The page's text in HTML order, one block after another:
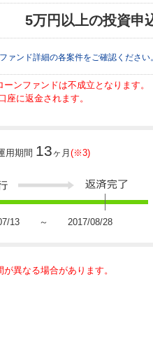
5万円以上の投資申
ァンド詳細の各案件をご確認ください
ンファンドは不成立となります。
に返金されます。
用期間 13ヶ月 (※3)
07/13 ～ 2017/08/28
異なる場合があります。